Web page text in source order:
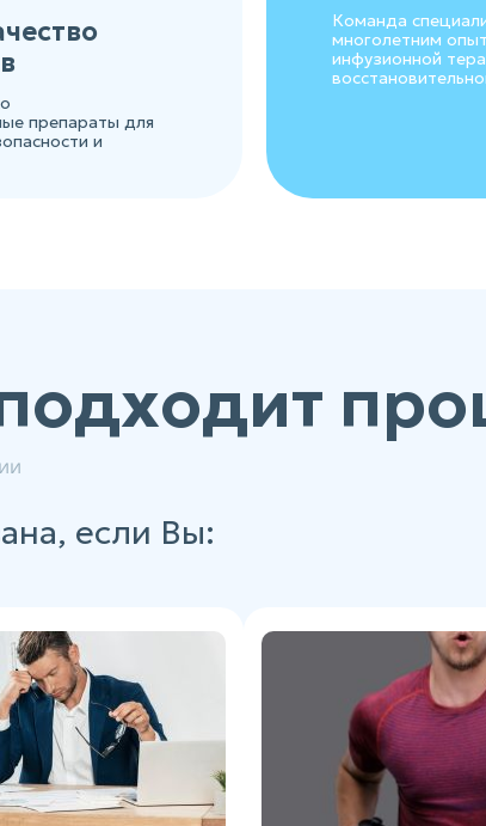
препараты для
и
Команда
многолетним
инфузионной
если Вы: